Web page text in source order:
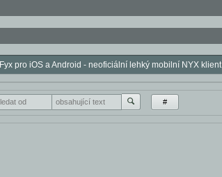
Fyx pro iOS a Android - neoficiální lehký mobilní NYX klient
#